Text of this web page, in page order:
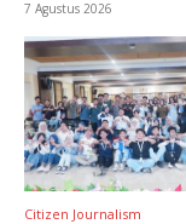
7 Agustus 2026
Citizen Journalism